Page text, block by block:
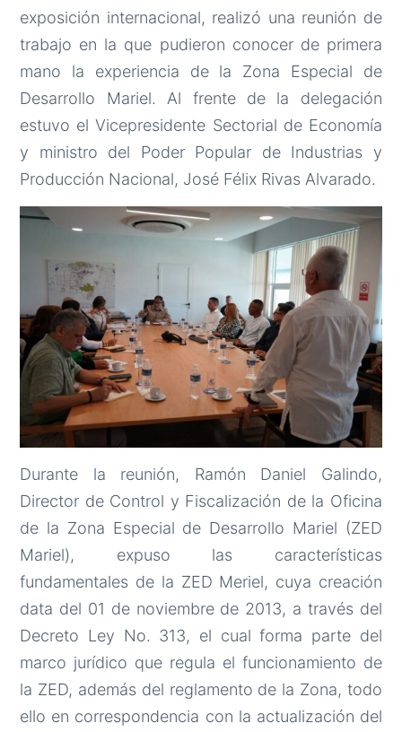
exposición internacional, realizó una reunión de
trabajo en la que pudieron conocer de primera
mano la experiencia de la Zona Especial de
Desarrollo Mariel. Al frente de la delegación
estuvo el Vicepresidente Sectorial de Economía
y ministro del Poder Popular de Industrias y
Producción Nacional, José Félix Rivas Alvarado.
Durante la reunión, Ramón Daniel Galindo,
Director de Control y Fiscalización de la Oficina
de la Zona Especial de Desarrollo Mariel (ZED
Mariel), expuso las características
fundamentales de la ZED Meriel, cuya creación
data del 01 de noviembre de 2013, a través del
Decreto Ley No. 313, el cual forma parte del
marco jurídico que regula el funcionamiento de
la ZED, además del reglamento de la Zona, todo
ello en correspondencia con la actualización del